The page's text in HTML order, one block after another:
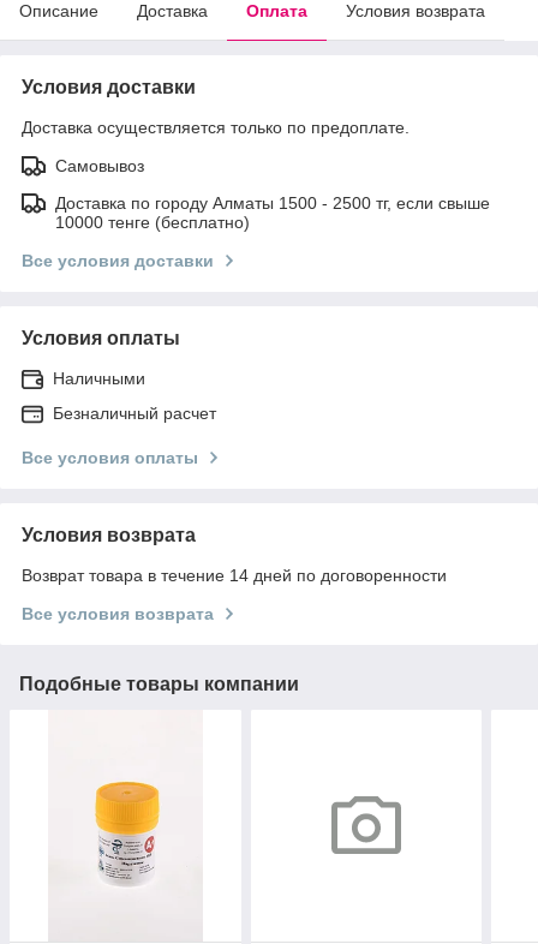
Описание Доставка Оплата Условия возврата
Условия доставки
Доставка осуществляется только по предоплате.
Самовывоз
Доставка по городу Алматы 1500 - 2500 тг, если свыше
10000 тенге (бесплатно)
Все условия доставки
Условия оплаты
Наличными
Безналичный расчет
Все условия оплаты
Условия возврата
Возврат товара в течение 14 дней по договоренности
Все условия возврата
Подобные товары компании